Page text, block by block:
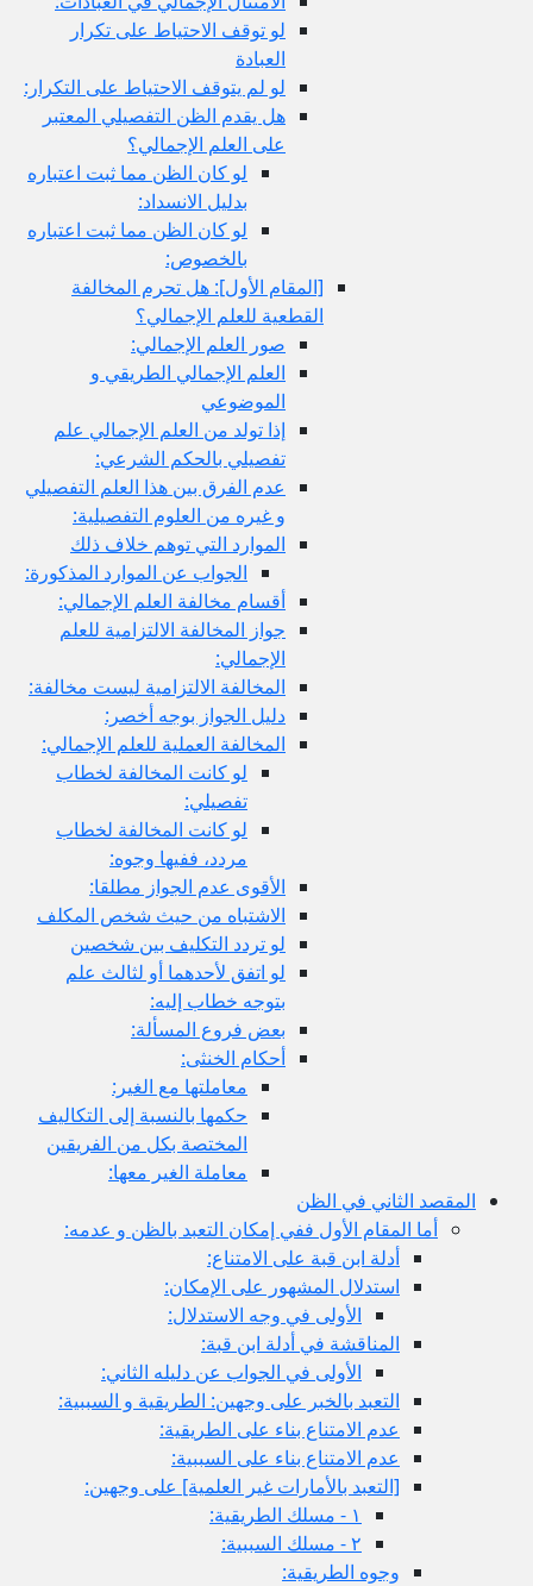
لو توقف الاحتياط على تكرار
لو لم يتوقف الاحتياط على التكرار:
هل يقدم الظن التفصيلي المعتبر
على العلم الإجمالي؟
لو كان الظن مما ثبت اعتباره
لو كان الظن مما ثبت اعتباره
[المقام الأول‏]: هل تحرم المخالفة
القطعية للعلم الإجمالي؟
صور العلم الإجمالي:
العلم الإجمالي الطريقي و
إذا تولد من العلم الإجمالي علم
تفصيلي بالحكم الشرعي:
عدم الفرق بين هذا العلم التفصيلي
و غيره من العلوم التفصيلية:
الموارد التي توهم خلاف ذلك
الجواب عن الموارد المذكورة:
أقسام مخالفة العلم الإجمالي:
جواز المخالفة الالتزامية للعلم
المخالفة الالتزامية ليست مخالفة:
دليل الجواز بوجه أخصر:
المخالفة العملية للعلم الإجمالي:
لو كانت المخالفة لخطاب
لو كانت المخالفة لخطاب
مردد، ففيها وجوه:
الأقوى عدم الجواز مطلقا:
الاشتباه من حيث شخص المكلف
لو تردد التكليف بين شخصين
لو اتفق لأحدهما أو لثالث علم
بتوجه خطاب إليه:
بعض فروع المسألة:
معاملتها مع الغير:
حكمها بالنسبة إلى التكاليف
المختصة بكل من الفريقين
معاملة الغير معها:
في الظن
الأول ففي إمكان التعبد بالظن و عدمه:
أدلة ابن قبة على الامتناع:
استدلال المشهور على الإمكان:
الأولى في وجه الاستدلال:
المناقشة في أدلة ابن قبة:
الأولى في الجواب عن دليله الثاني:
التعبد بالخبر على وجهين: الطريقية و السببية:
عدم الامتناع بناء على الطريقية:
عدم الامتناع بناء على السببية:
[التعبد بالأمارات غير العلمية] على وجهين:
وجوه الطريقية: